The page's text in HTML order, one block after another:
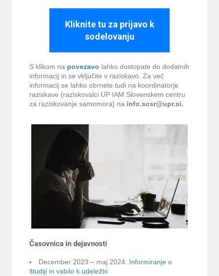
Kliknite tu za prijavo k
sodelovanju
S klikom na povezavo lahko dostopate do dodatnih
informacij in se vključite v raziskavo. Za več
informacij se lahko obrnete tudi na koordinatorje
raziskave (raziskovalci UP IAM Slovenskem centru
za raziskovanje samomora) na info.scsr@upr.si.
Časovnica in dejavnosti
December 2023 – maj 2024:
Informiranje o
študiji in vabilo k udeležbi